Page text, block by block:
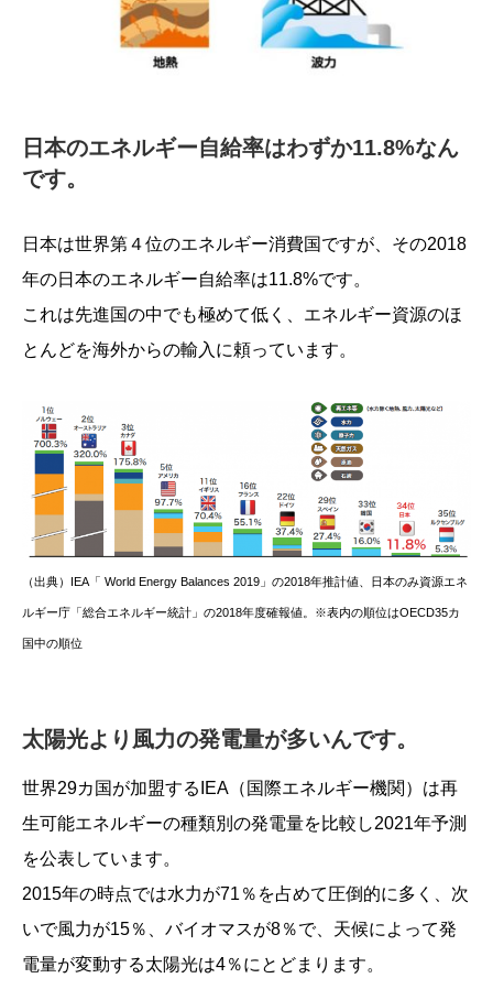
日本のエネルギー自給率はわずか11.8%なん
です。
日本は世界第４位のエネルギー消費国ですが、その2018
年の日本のエネルギー自給率は11.8%です。
これは先進国の中でも極めて低く、エネルギー資源のほ
とんどを海外からの輸入に頼っています。
（出典）IEA「 World Energy Balances 2019」の2018年推計値、日本のみ資源エネ
ルギー庁「総合エネルギー統計」の2018年度確報値。※表内の順位はOECD35カ
国中の順位
太陽光より風力の発電量が多いんです。
世界29カ国が加盟するIEA（国際エネルギー機関）は再
生可能エネルギーの種類別の発電量を比較し2021年予測
を公表しています。
2015年の時点では水力が71％を占めて圧倒的に多く、次
いで風力が15％、バイオマスが8％で、天候によって発
電量が変動する太陽光は4％にとどまります。